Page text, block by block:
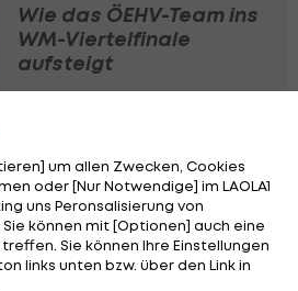
Wie das ÖEHV-Team ins
WM-Viertelfinale
aufsteigt
Finnland müht sich zum
knappen Sieg über
Dänemark
Eishockey WM
um allen Zwecken, Cookies
oder [Nur Notwendige] im LAOLA1
uns Peronsalisierung von
können mit [Optionen] auch eine
Sie können Ihre Einstellungen
links unten bzw. über den Link in